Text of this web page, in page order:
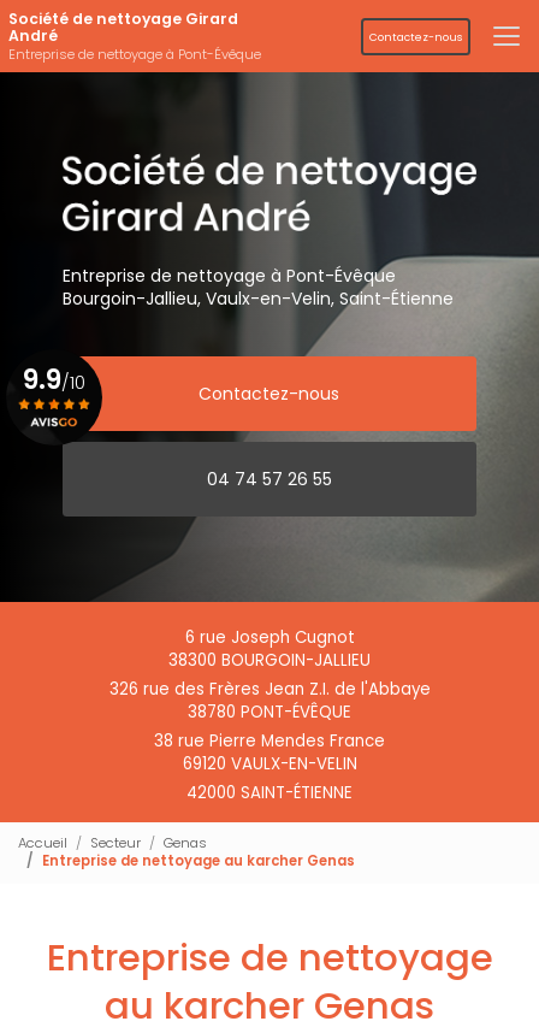
Aller
au
contenu
principal
Société de nettoyage Girard
André
Entreprise de nettoyage à Pont-Évêque
Contactez-nous
Entreprise de nettoyage à Pont-Évêque
Bourgoin-Jallieu, Vaulx-en-Velin, Saint-Étienne
Contactez-nous
04 74 57 26 55
6 rue Joseph Cugnot
38300 BOURGOIN-JALLIEU
326 rue des Frères Jean Z.I. de l'Abbaye
38780 PONT-ÉVÊQUE
38 rue Pierre Mendes France
69120 VAULX-EN-VELIN
42000 SAINT-ÉTIENNE
9.9/10
Accueil Secteur
Genas
Entreprise de nettoyage au karcher Genas
Entreprise de nettoyage
au karcher Genas